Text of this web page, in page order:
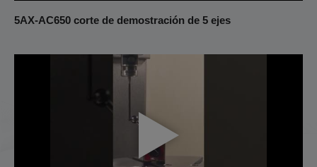
5AX-AC650 corte de demostración de 5 ejes